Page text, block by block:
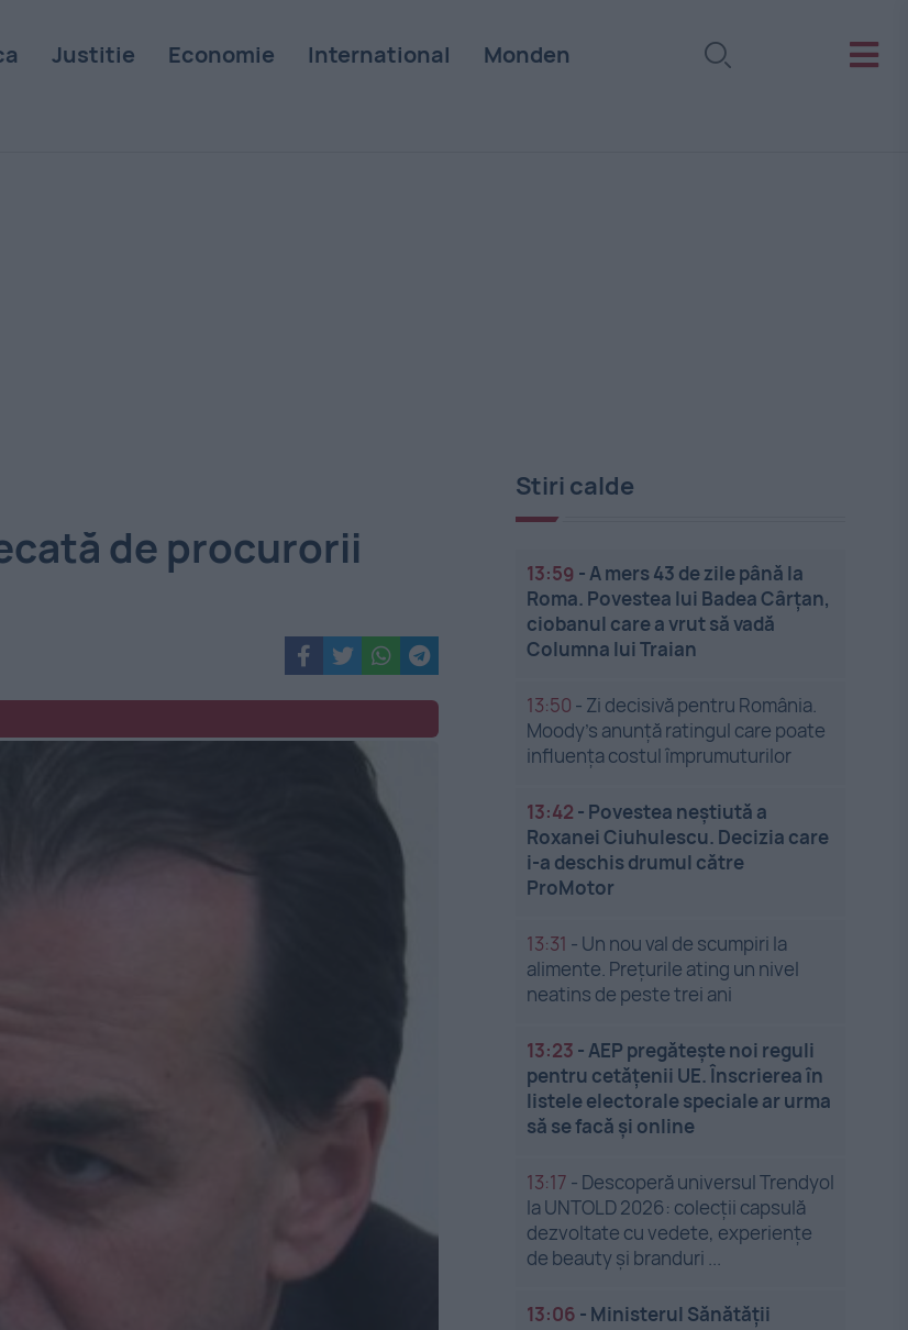
Justitie Economie International Monden
de procurorii
Stiri calde
13:59 -A mers 43 de zile până la
Roma. Povestea lui Badea Cârțan,
ciobanul care a vrut să vadă
Columna lui Traian
13:50 - Zi decisivă pentru România.
Moody’s anunță ratingul care poate
influența costul împrumuturilor
13:42 - Povestea neștiută a
Roxanei Ciuhulescu. Decizia care
i-a deschis drumul către
ProMotor
13:31 - Un nou val de scumpiri la
alimente. Prețurile ating un nivel
neatins de peste trei ani
13:23 -AEP pregătește noi reguli
pentru cetățenii UE. Înscrierea în
listele electorale speciale ar urma
să se facă și online
13:17 - Descoperă universul Trendyol
la UNTOLD 2026: colecții capsulă
dezvoltate cu vedete, experiențe
de beauty și branduri ...
13:06 - Ministerul Sănătății